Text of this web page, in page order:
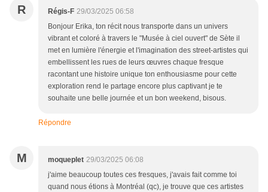
R Régis-F 29/03/2025 06:58
Bonjour Erika, ton récit nous transporte dans un univers
vibrant et coloré à travers le "Musée à ciel ouvert" de Sète il
met en lumière l'énergie et l'imagination des street-artistes qui
embellissent les rues de leurs œuvres chaque fresque
racontant une histoire unique ton enthousiasme pour cette
exploration rend le partage encore plus captivant je te
souhaite une belle journée et un bon weekend, bisous.
Répondre
M moqueplet 29/03/2025 06:08
j'aime beaucoup toutes ces fresques, j'avais fait comme toi
quand nous étions à Montréal (qc), je trouve que ces artistes